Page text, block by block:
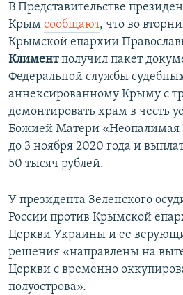
В Представительстве
Крым сообщают, что во
Крымской епархии
Климентполучил пакет
Федеральной службы
аннексированному Крыму с
демонтировать храм в честь
Божией Матери «Неопалимая
до 3 ноября 2020 года и
50 тысяч рублей.
У президента Зеленского
России против Крымской
Церкви Украины и ее
решения «направлены на
Церкви с временно
полуострова».